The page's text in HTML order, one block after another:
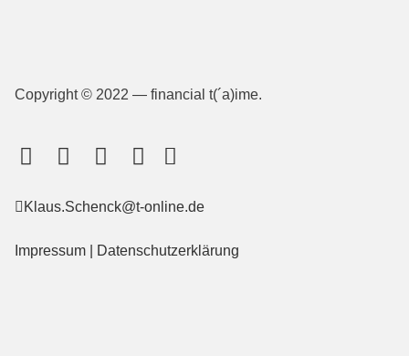
Copyright © 2022 — financial t(´a)ime.
Klaus.Schenck@t-online.de
Impressum Datenschutzerklärung